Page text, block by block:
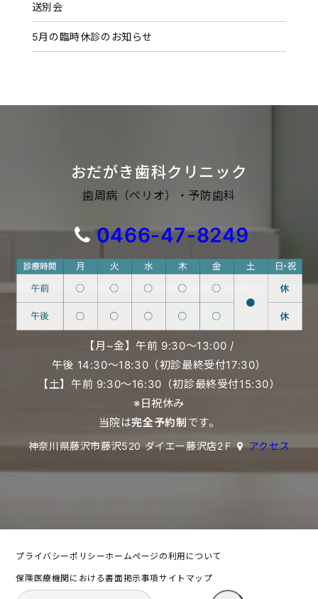
送別会
5月の臨時休診のお知らせ
おだがき歯科クリニック
歯周病（ペリオ）・予防歯科
0466-47-8249
【月~金】午前 9:30〜13:00 /
午後 14:30〜18:30（初診最終受付17:30）
【土】午前 9:30〜16:30（初診最終受付15:30）
※日祝休み
当院は完全予約制です。
神奈川県藤沢市藤沢520 ダイエー藤沢店2Ｆ アクセス
プライバシーポリシーホームページの利用について
保険医療機関における書面掲示事項サイトマップ